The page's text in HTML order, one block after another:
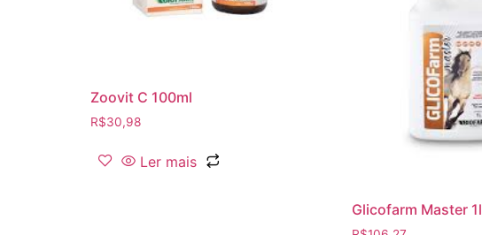
Zoovit C 100ml
R$30,98
Ler mais
Glicofarm Master 1l